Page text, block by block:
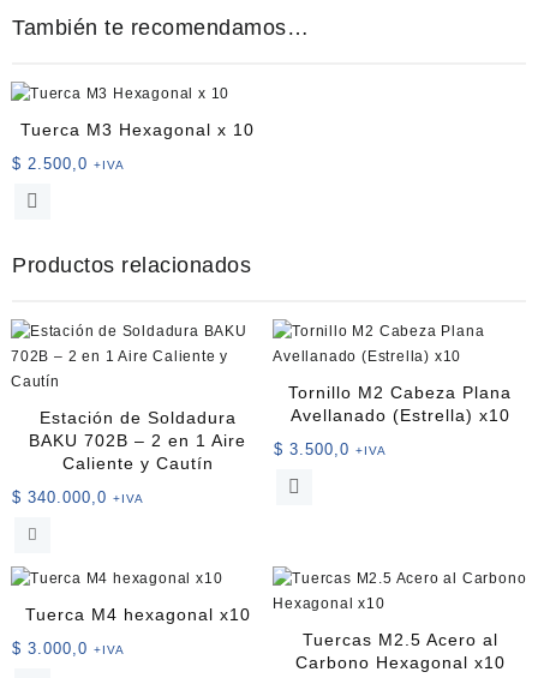
También te recomendamos…
Tuerca M3 Hexagonal x 10
$ 2.500,0 +IVA
Productos relacionados
Estación de Soldadura
BAKU 702B – 2 en 1 Aire
Caliente y Cautín
$ 340.000,0 +IVA
Tornillo M2 Cabeza Plana
Avellanado (Estrella) x10
$ 3.500,0 +IVA
Este
variantes.
Las
opciones
Tuerca M4 hexagonal x10
$ 3.000,0 +IVA
Tuercas M2.5 Acero al
Carbono Hexagonal x10